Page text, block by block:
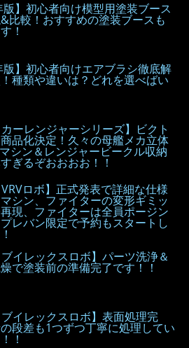
版】初心者向け模型用塗装ブース
比較！おすすめの塗装ブースも
！
版】初心者向けエアブラシ徹底解
種類や違いは？どれを選べばい
カーレンジャーシリーズ】ビクト
品化決定！久々の母艦メカ立体
シン＆レンジャービークル収納
ぎるぞおおおお！！
VRVロボ】正式発表で詳細な仕様
シン、ファイターの変形ギミッ
現、ファイターは全員ポージン
レバン限定で予約もスタートし
ブイレックスロボ】パーツ洗浄＆
で塗装前の準備完了です！！
ブイレックスロボ】表面処理完
段差も1つずつ丁寧に処理してい
！